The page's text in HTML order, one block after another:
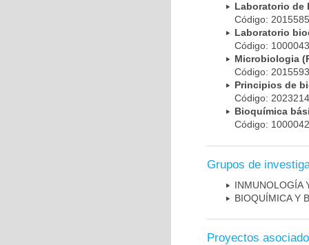
Laboratorio de
Código:
Laboratorio
Código:
Microbiologia
Código:
Principios de
Código:
Bioquímica
Código:
Grupos de
INMUNOLOGÍA
BIOQUÍMICA Y
Proyectos